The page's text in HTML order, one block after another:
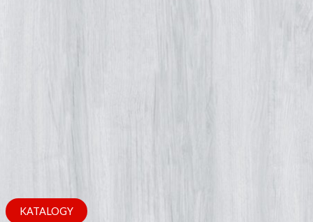
KATALOGY